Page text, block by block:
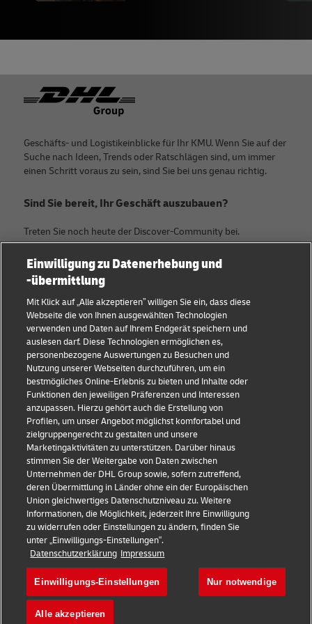
28 -Statista, published December 2021
29 -J P Morgan, 2020
31 - World Bank July 2020 data, Wikipedia
32 -International Monetary Fund, 2022
33 - Statista, published July 2021
35 -Statista, published July 2021
36 -J P Morgan , 2021
Footer
Geschäfts- und Logistikeinblicke für Ihr KMU. Wenn Sie auf der
Suche nach Ideen, Trends oder Ratschlägen sind, um immer
einen Schritt voraus zu sein, sind Sie bei uns genau richtig.
Sind Sie bereit, Ihr Geschäft auszubauen?
Treten Sie noch heute der Discover-Community bei.
Kategorien
KMU Ratgeber
E-Commerce Tipps
B2B-Beratung
Logistik-Beratung
Neuigkeiten & Einblicke
Versand mit DHL
Branchen Insights
Firma
Über DHL
Kontakt
Pressezentrum
Nachhaltigkeit
Rechtliche Hinweise
Nutzungsbedingungen
Privatsphäre
Betrugserkennung
Cookie Settings
Folgen Sie uns
Einwilligung zu Datenerhebung und
-übermittlung
Mit Klick auf „Alle akzeptieren” willigen Sie ein, dass diese
Webseite die von Ihnen ausgewählten Technologien
verwenden und Daten auf Ihrem Endgerät speichern und
auslesen darf. Diese Technologien ermöglichen es,
personenbezogene Auswertungen zu Besuchen und
Nutzung unserer Webseiten durchzuführen, um ein
bestmögliches Online-Erlebnis zu bieten und Inhalte oder
Funktionen den jeweiligen Präferenzen und Interessen
anzupassen. Hierzu gehört auch die Erstellung von
Profilen, um unser Angebot möglichst komfortabel und
zielgruppengerecht zu gestalten und unsere
Marketingaktivitäten zu unterstützen. Darüber hinaus
stimmen Sie der Weitergabe von Daten zwischen
Unternehmen der DHL Group sowie, sofern zutreffend,
deren Übermittlung in Länder ohne ein der Europäischen
Union gleichwertiges Datenschutzniveau zu. Weitere
Informationen, die Möglichkeit, jederzeit Ihre Einwilligung
zu widerrufen oder Einstellungen zu ändern, finden Sie
unter „Einwilligungs-Einstellungen“.
Datenschutzerklärung Impressum
Einwilligungs-Einstellungen Nur notwendige
Alle akzeptieren